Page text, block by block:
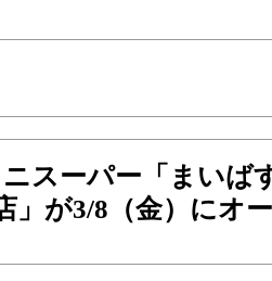
スーパー「まいば
」が3/8（金）にオ